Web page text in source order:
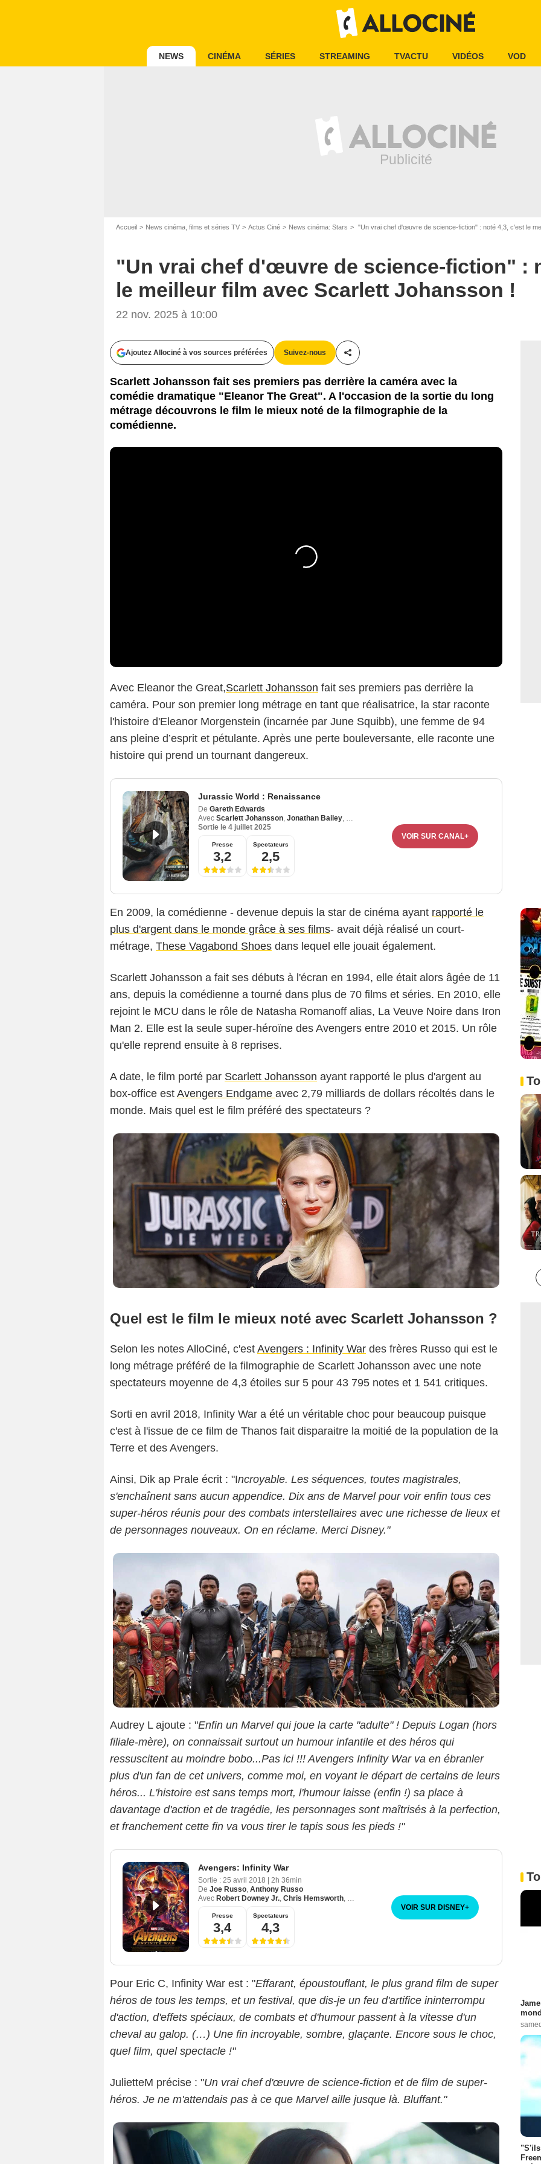
NEWS CINÉMA SÉRIES STREAMING TVACTU VIDÉOS VOD
Accueil News cinéma, films et séries TV Actus Ciné News cinéma: Stars "Un vrai chef d'œuvre de science-fiction" : noté 4,3, c'est le
"Un vrai chef d'œuvre de science-fiction" :
le meilleur film avec Scarlett Johansson !
22 nov. 2025 à 10:00
Ajoutez Allociné à vos sources préférées Suivez-nous
Partager cet article
Scarlett Johansson fait ses premiers pas derrière la caméra avec la
comédie dramatique "Eleanor The Great". A l'occasion de la sortie du long
métrage découvrons le film le mieux noté de la filmographie de la
comédienne.
Avec Eleanor the Great,Scarlett Johansson fait ses premiers pas derrière la
caméra. Pour son premier long métrage en tant que réalisatrice, la star raconte
l'histoire d'Eleanor Morgenstein (incarnée par June Squibb), une femme de 94
ans pleine d’esprit et pétulante. Après une perte bouleversante, elle raconte une
histoire qui prend un tournant dangereux.
Jurassic World : Renaissance
De Gareth Edwards
Avec Scarlett Johansson, Jonathan Bailey, Mahershala Ali
Sortie le 4 juillet 2025
Presse
3,2
Spectateurs
2,5
VOIR SUR CANAL+
En 2009, la comédienne - devenue depuis la star de cinéma ayant rapporté le
plus d'argent dans le monde grâce à ses films- avait déjà réalisé un court-
métrage, These Vagabond Shoes dans lequel elle jouait également.
Scarlett Johansson a fait ses débuts à l'écran en 1994, elle était alors âgée de 11
ans, depuis la comédienne a tourné dans plus de 70 films et séries. En 2010, elle
rejoint le MCU dans le rôle de Natasha Romanoff alias, La Veuve Noire dans Iron
Man 2. Elle est la seule super-héroïne des Avengers entre 2010 et 2015. Un rôle
qu'elle reprend ensuite à 8 reprises.
A date, le film porté par Scarlett Johansson ayant rapporté le plus d'argent au
box-office est Avengers Endgame avec 2,79 milliards de dollars récoltés dans le
monde. Mais quel est le film préféré des spectateurs ?
Quel est le film le mieux noté avec Scarlett Johansson ?
Selon les notes AlloCiné, c'est Avengers : Infinity War des frères Russo qui est le
long métrage préféré de la filmographie de Scarlett Johansson avec une note
spectateurs moyenne de 4,3 étoiles sur 5 pour 43 795 notes et 1 541 critiques.
Sorti en avril 2018, Infinity War a été un véritable choc pour beaucoup puisque
c'est à l'issue de ce film de Thanos fait disparaitre la moitié de la population de la
Terre et des Avengers.
Ainsi, Dik ap Prale écrit : "Incroyable. Les séquences, toutes magistrales,
s'enchaînent sans aucun appendice. Dix ans de Marvel pour voir enfin tous ces
super-héros réunis pour des combats interstellaires avec une richesse de lieux et
de personnages nouveaux. On en réclame. Merci Disney."
Audrey L ajoute : "Enfin un Marvel qui joue la carte "adulte" ! Depuis Logan (hors
filiale-mère), on connaissait surtout un humour infantile et des héros qui
ressuscitent au moindre bobo...Pas ici !!! Avengers Infinity War va en ébranler
plus d'un fan de cet univers, comme moi, en voyant le départ de certains de leurs
héros... L'histoire est sans temps mort, l'humour laisse (enfin !) sa place à
davantage d'action et de tragédie, les personnages sont maîtrisés à la perfection,
et franchement cette fin va vous tirer le tapis sous les pieds !"
Avengers: Infinity War
Sortie : 25 avril 2018
2h 36min
De Joe Russo, Anthony Russo
Avec Robert Downey Jr., Chris Hemsworth, Mark Ruffalo
Presse
3,4
Spectateurs
4,3
VOIR SUR DISNEY+
Pour Eric C, Infinity War est : "Effarant, époustouflant, le plus grand film de super
héros de tous les temps, et un festival, que dis-je un feu d'artifice ininterrompu
d'action, d'effets spéciaux, de combats et d'humour passent à la vitesse d'un
cheval au galop. (…) Une fin incroyable, sombre, glaçante. Encore sous le choc,
quel film, quel spectacle !"
JulietteM précise : "Un vrai chef d'œuvre de science-fiction et de film de super-
héros. Je ne m'attendais pas à ce que Marvel aille jusque là. Bluffant."
"S'ils